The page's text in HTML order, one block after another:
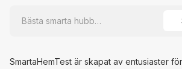
SmartaHemTest är skapat av entusiaster